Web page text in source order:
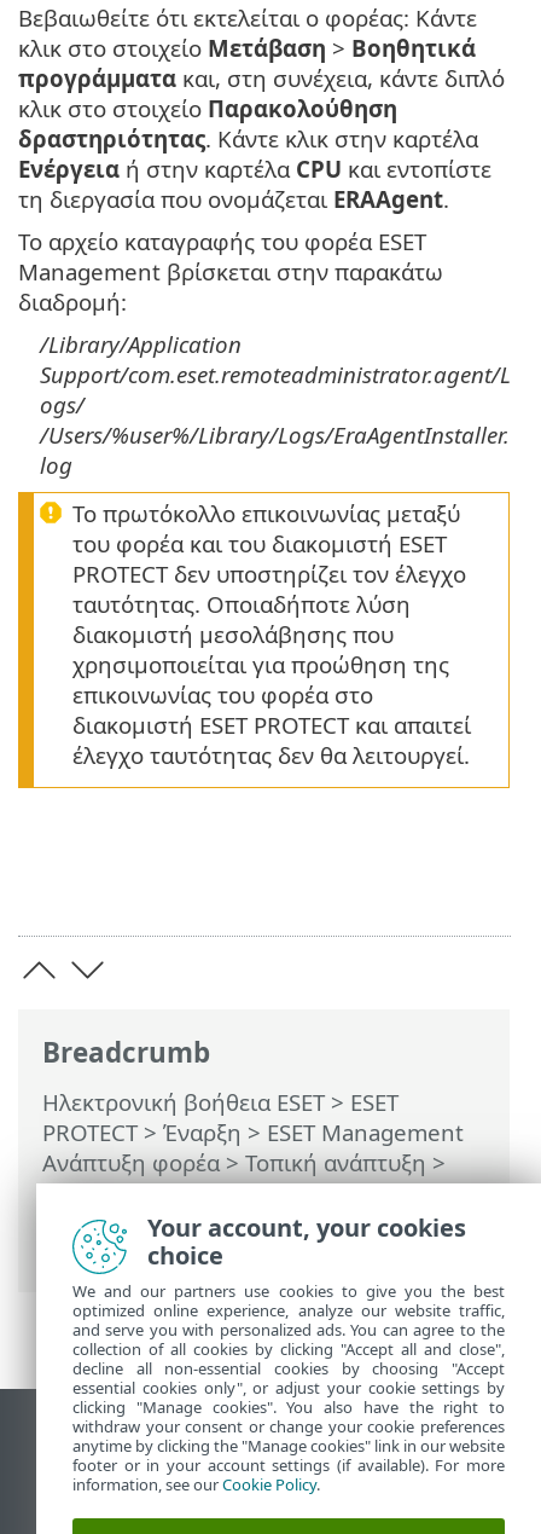
Breadcrumb
Ηλεκτρονική βοήθεια ESET> ESET
PROTECT> Έναρξη > ESET Management
Ανάπτυξη φορέα>Τοπική ανάπτυξη>
Δημιουργία προγράμματος εγκατάστασης
δέσμης ενεργειών φορέα – Linux/macOS
> Ανάπτυξη φορέα – macOS
Βεβαιωθείτε ότι εκτελείται ο φορέας: Κάντε
κλικ στο στοιχείο Μετάβαση > Βοηθητικά
προγράμματα και, στη συνέχεια, κάντε διπλό
κλικ στο στοιχείο Παρακολούθηση
δραστηριότητας. Κάντε κλικ στην καρτέλα
Ενέργεια ή στην καρτέλα CPU και εντοπίστε
τη διεργασία που ονομάζεται ERAAgent.
Το αρχείο καταγραφής του φορέα ESET
Management βρίσκεται στην παρακάτω
διαδρομή:
/Library/Application
Support/com.eset.remoteadministrator.agent/L
ogs/
/Users/%user%/Library/Logs/EraAgentInstaller.
log
Το πρωτόκολλο επικοινωνίας μεταξύ
του φορέα και του διακομιστή ESET
PROTECT δεν υποστηρίζει τον έλεγχο
ταυτότητας. Οποιαδήποτε λύση
διακομιστή μεσολάβησης που
χρησιμοποιείται για προώθηση της
επικοινωνίας του φορέα στο
διακομιστή ESET PROTECT και απαιτεί
έλεγχο ταυτότητας δεν θα λειτουργεί.
Προβολή ιστότοπου επιφάνειας εργασίας
End of Life
Γνωσιακή βάση ESET
Your account, your cookies
choice
We and our partners use cookies to give you the best
optimized online experience, analyze our website traffic,
and serve you with personalized ads. You can agree to the
collection of all cookies by clicking "Accept all and close",
decline all non-essential cookies by choosing "Accept
essential cookies only", or adjust your cookie settings by
clicking "Manage cookies". You also have the right to
withdraw your consent or change your cookie preferences
anytime by clicking the "Manage cookies" link in our website
footer or in your account settings (if available). For more
information, see ourCookie Policy.